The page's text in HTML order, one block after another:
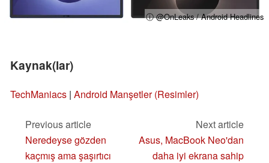
ⓘ @OnLeaks / Android Headlines
Kaynak(lar)
TechManiacs | Android Manşetler (Resimler)
Previous article
Neredeyse gözden
kaçmış ama şaşırtıcı
Next article
Asus, MacBook Neo'dan
daha iyi ekrana sahip